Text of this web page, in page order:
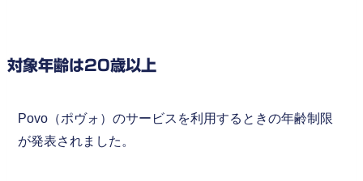
対象年齢は20歳以上
Povo（ポヴォ）のサービスを利用するときの年齢制限
が発表されました。